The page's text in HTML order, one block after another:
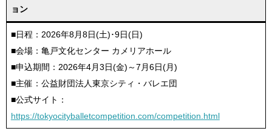
ョン
■日程：2026年8月8日(土)･9日(日)
■会場：亀戸文化センター カメリアホール
■申込期間：2026年4月3日(金)～7月6日(月)
■主催：公益財団法人東京シティ・バレエ団
■公式サイト：
https://tokyocityballetcompetition.com/competition.html